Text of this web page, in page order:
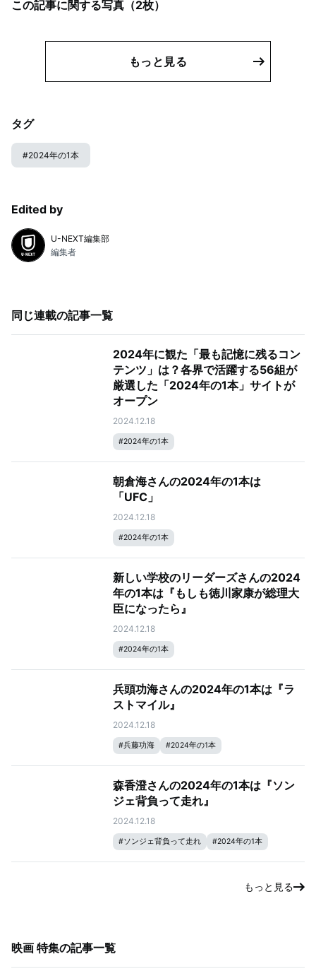
この記事に関する写真（2枚）
もっと見る
タグ
#2024年の1本
Edited by
U-NEXT編集部
編集者
同じ連載の記事一覧
2024年に観た「最も記憶に残るコン
テンツ」は？各界で活躍する56組が
厳選した「2024年の1本」サイトが
オープン
2024.12.18
#2024年の1本
朝倉海さんの2024年の1本は
「UFC」
2024.12.18
#2024年の1本
新しい学校のリーダーズさんの2024
年の1本は『もしも徳川家康が総理大
臣になったら』
2024.12.18
#2024年の1本
兵頭功海さんの2024年の1本は『ラ
ストマイル』
2024.12.18
#兵藤功海 #2024年の1本
森香澄さんの2024年の1本は『ソン
ジェ背負って走れ』
2024.12.18
#ソンジェ背負って走れ #2024年の1本
もっと見る
映画 特集の記事一覧